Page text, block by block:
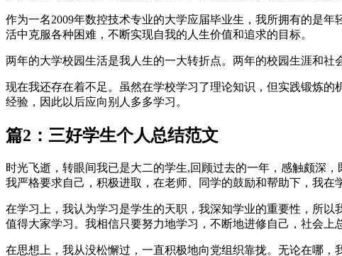
作为一名2009年数控技术专业的大学应届毕业生，我所拥有的是
活中克服各种困难，不断实现自我的人生价值和追求的目标。
两年的大学校园生活是我人生的一大转折点。两年的校园生涯和
现在我还存在着不足。虽然在学校学习了理论知识，但实践锻炼
经验，因此以后应向别人多多学习。
篇2：三好学生个人总结范文
时光飞逝，转眼间我已是大二的学生,回顾过去的一年，感触颇深
我严格要求自己，积极进取，在老师、同学的鼓励和帮助下，我
在学习上，我认为学习是学生的天职，我深知学业的重要性，所
值得大家学习。我相信只要努力地学习，不断地进修自己，社会上
在思想上，我从没松懈过，一直积极地向党组织靠拢。无论在哪